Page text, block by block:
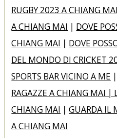
RUGBY 2023 A CHIANG MAI
A CHIANG MAI | DOVE
CHIANG MAI | DOVE
DEL MONDO DI CRICKET
SPORTS BAR VICINO A ME |
RAGAZZE A CHIANG MAI |
CHIANG MAI |GUARDA IL
A CHIANG MAI